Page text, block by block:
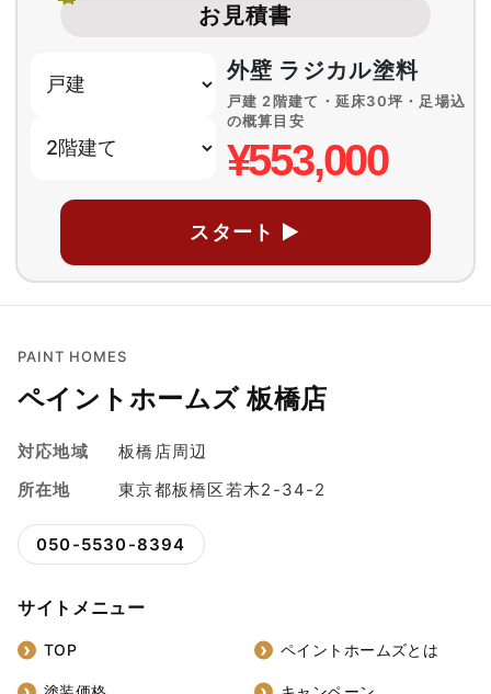
お見積書
外壁 ラジカル塗料
戸建 2階建て・延床30坪・足場込
の概算目安
¥553,000
スタート ▶
PAINT HOMES
ペイントホームズ 板橋店
対応地域
板橋店周辺
所在地
東京都板橋区若木2-34-2
050-5530-8394
サイトメニュー
TOP ペイントホームズとは